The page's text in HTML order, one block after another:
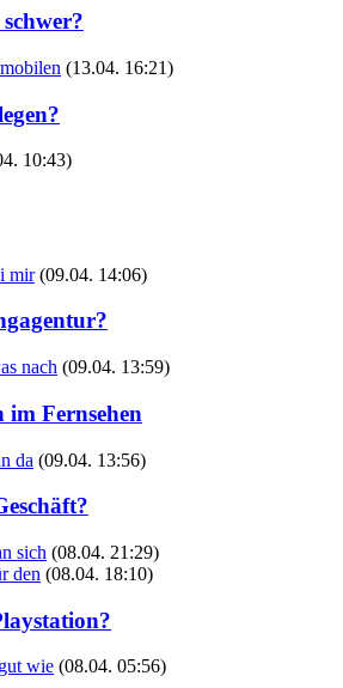
(13.04. 16:21)
10:43)
mir (09.04. 14:06)
nach (09.04. 13:59)
Fernsehen
da (09.04. 13:56)
sich (08.04. 21:29)
den (08.04. 18:10)
wie (08.04. 05:56)